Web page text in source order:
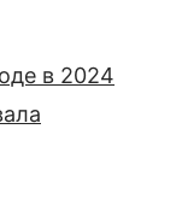
в 2024